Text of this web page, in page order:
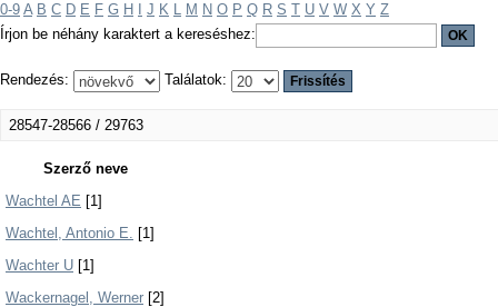
0-9 A B C D E F G H J K L M N O P Q R S T U V W X Y Z
Írjon be néhány karaktert a kereséshez:
Rendezés: Találatok:
28547-28566 / 29763
Szerző neve
Wachtel AE [1]
Wachtel, Antonio E. [1]
Wachter U [1]
Wackernagel, Werner [2]